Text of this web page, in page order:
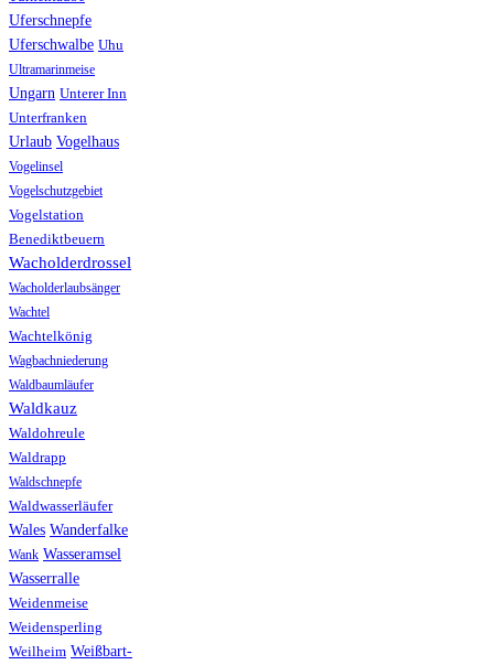
Uferschnepfe
Uferschwalbe Uhu
Ultramarinmeise
Ungarn Unterer Inn
Unterfranken
Urlaub Vogelhaus
Vogelinsel
Vogelschutzgebiet
Vogelstation
Benediktbeuern
Wacholderdrossel
Wacholderlaubsänger
Wachtel
Wachtelkönig
Wagbachniederung
Waldbaumläufer
Waldkauz
Waldohreule
Waldrapp
Waldschnepfe
Waldwasserläufer
Wales Wanderfalke
Wank Wasseramsel
Wasserralle
Weidenmeise
Weidensperling
Weilheim Weißbart-